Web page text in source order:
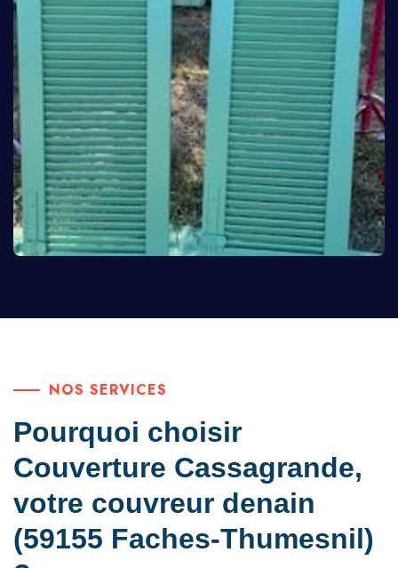
NOS SERVICES
Pourquoi choisir
Couverture Cassagrande,
votre couvreur denain
(59155 Faches-Thumesnil)